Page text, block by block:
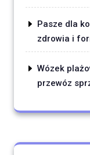
Pasze dla
zdrowia i
Wózek
przewóz